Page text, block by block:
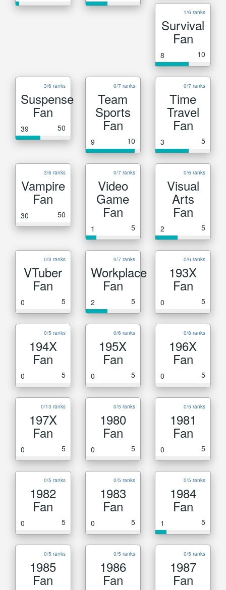
1/6 ranks
Survival
Fan
8 10
3/6 ranks
Suspense
Fan
39 50
0/7 ranks
Team
Sports
Fan
9 10
0/7 ranks
Time
Travel
Fan
3 5
3/6 ranks
Vampire
Fan
30 50
0/7 ranks
Video
Game
Fan
1 5
0/6 ranks
Visual
Arts
Fan
2 5
0/3 ranks
VTuber
Fan
0 5
0/7 ranks
Workplace
Fan
2 5
0/6 ranks
193X
Fan
0 5
0/5 ranks
194X
Fan
0 5
0/6 ranks
195X
Fan
0 5
0/8 ranks
196X
Fan
0 5
0/13 ranks
197X
Fan
0 5
0/5 ranks
1980
Fan
0 5
0/5 ranks
1981
Fan
0 5
0/5 ranks
1982
Fan
0 5
0/5 ranks
1983
Fan
0 5
0/5 ranks
1984
Fan
1 5
0/5 ranks
1985
Fan
0/5 ranks
1986
Fan
0/5 ranks
1987
Fan